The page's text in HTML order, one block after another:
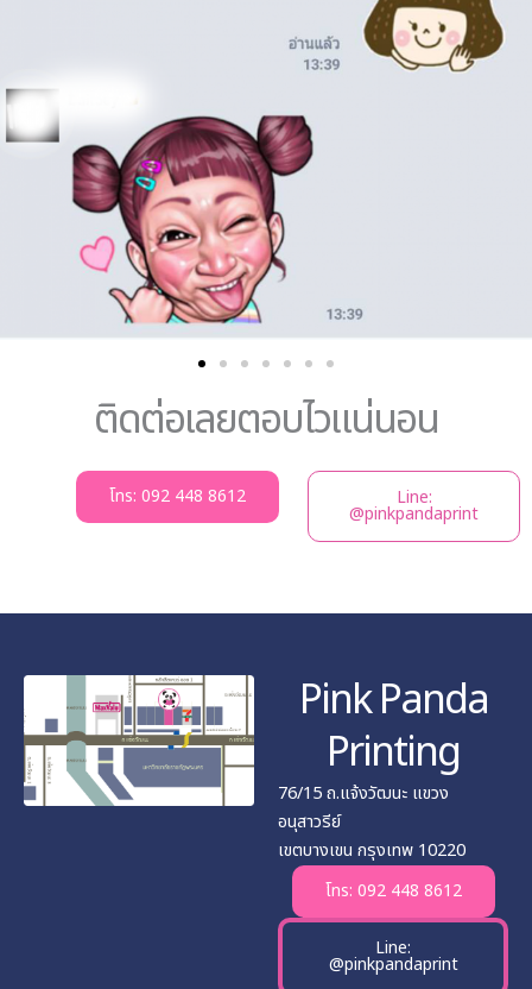
ติดต่อเลยตอบไวแน่นอน
โทร: 092 448 8612 Line:
@pinkpandaprint
Pink Panda
Printing
76/15 ถ.แจ้งวัฒนะ แขวง
อนุสาวรีย์
เขตบางเขน กรุงเทพ 10220
โทร: 092 448 8612
Line:
@pinkpandaprint